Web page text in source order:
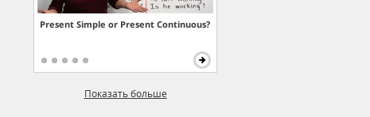
Present Simple or Present Continuous?
Показать больше